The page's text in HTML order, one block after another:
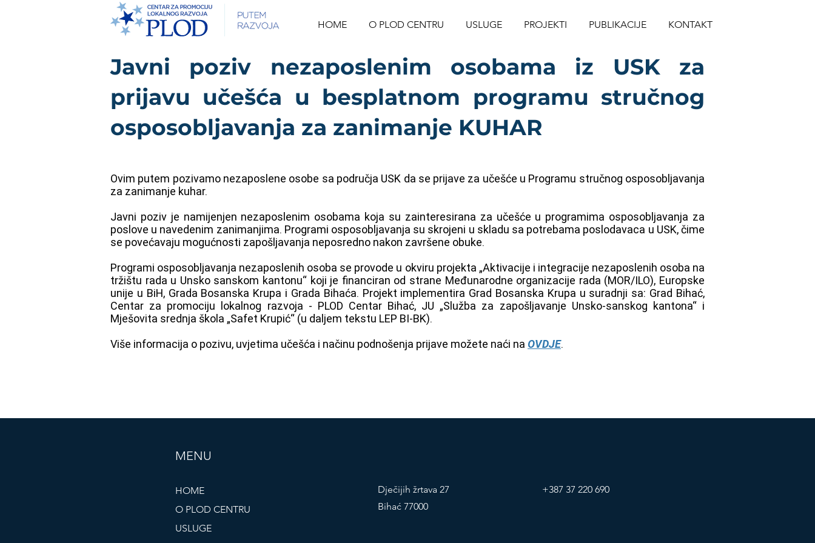
HOME O PLOD CENTRU USLUGE PROJEKTI PUBLIKACIJE KONTAKT
Javni poziv nezaposlenim osobama iz USK za
prijavu učešća u besplatnom programu stručnog
osposobljavanja za zanimanje KUHAR
Ovim putem pozivamo nezaposlene osobe sa područja USK da se prijave za učešće u Programu stručnog osposobljavanja
za zanimanje kuhar.
Javni poziv je namijenjen nezaposlenim osobama koja su zainteresirana za učešće u programima osposobljavanja za
poslove u navedenim zanimanjima. Programi osposobljavanja su skrojeni u skladu sa potrebama poslodavaca u USK, čime
se povećavaju mogućnosti zapošljavanja neposredno nakon završene obuke.
Programi osposobljavanja nezaposlenih osoba se provode u okviru projekta „Aktivacije i integracije nezaposlenih osoba na
tržištu rada u Unsko sanskom kantonu“ koji je financiran od strane Međunarodne organizacije rada (MOR/ILO), Europske
unije u BiH, Grada Bosanska Krupa i Grada Bihaća. Projekt implementira Grad Bosanska Krupa u suradnji sa: Grad Bihać,
Centar za promociju lokalnog razvoja - PLOD Centar Bihać, JU „Služba za zapošljavanje Unsko-sanskog kantona“ i
Mješovita srednja škola „Safet Krupić“ (u daljem tekstu LEP BI-BK).
Više informacija o pozivu, uvjetima učešća i načinu podnošenja prijave možete naći na OVDJE.
MENU
HOME
O PLOD CENTRU
USLUGE
Dječijih žrtava 27
Bihać 77000
+387 37 220 690